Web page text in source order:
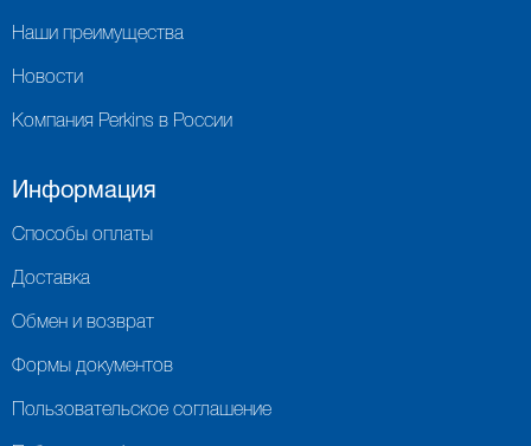
Наши преимущества
Новости
Компания Perkins в России
Информация
Способы оплаты
Доставка
Обмен и возврат
Формы документов
Пользовательское соглашение